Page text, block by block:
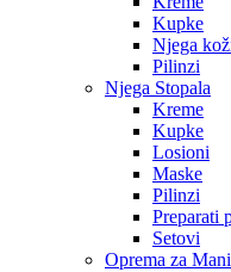
Kupke
Njega
Pilinzi
Njega Stopala
Kreme
Kupke
Losioni
Maske
Pilinzi
Preparati
Setovi
Oprema za